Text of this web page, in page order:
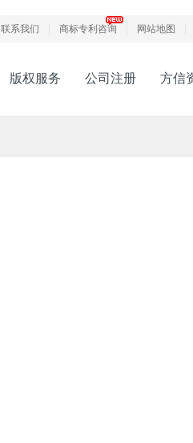
联系我们 商标专利咨询 网站地图
版权服务 公司注册 方信